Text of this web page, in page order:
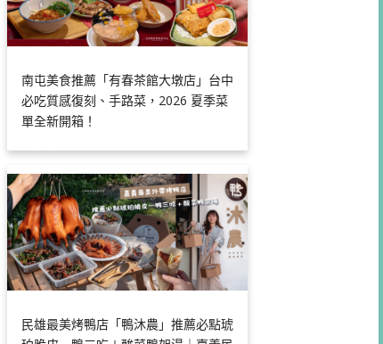
南屯美食推薦「有春茶館大墩店」台中
必吃質感復刻、手路菜，2026 夏季菜
單全新開箱！
民雄最美烤鴨店「鴨沐農」推薦必點琥